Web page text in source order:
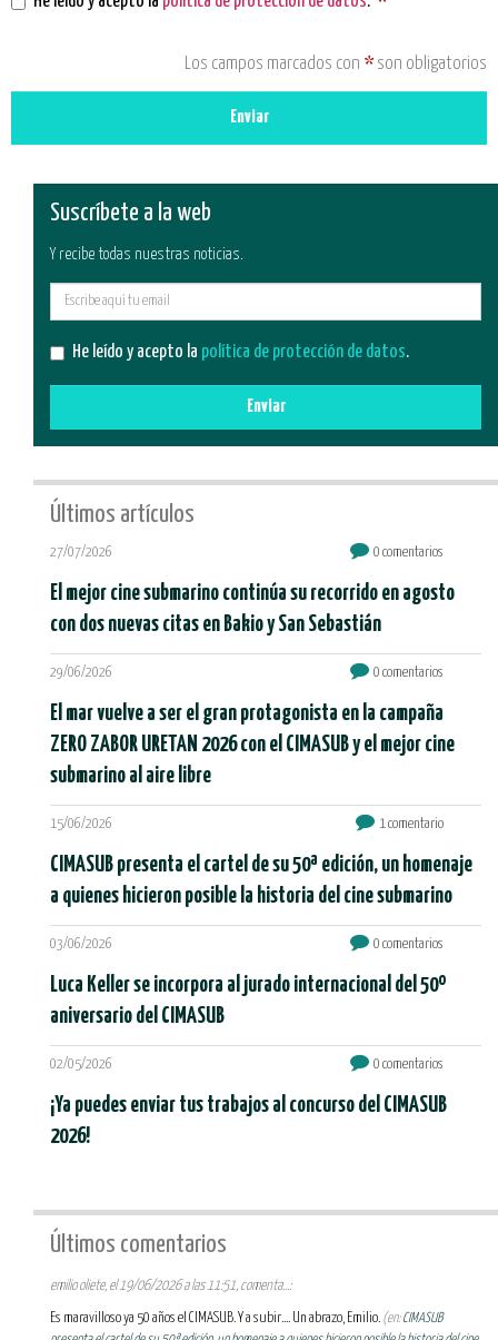
Los campos marcados con * son obligatorios
Enviar
Suscríbete a la web
Y recibe todas nuestras noticias.
He leído y acepto la política de protección de datos.
Enviar
Últimos artículos
27/07/2026 0 comentarios
El mejor cine submarino continúa su recorrido en agosto
con dos nuevas citas en Bakio y San Sebastián
29/06/2026 0 comentarios
El mar vuelve a ser el gran protagonista en la campaña
ZERO ZABOR URETAN 2026 con el CIMASUB y el mejor cine
submarino al aire libre
15/06/2026 1 comentario
CIMASUB presenta el cartel de su 50ª edición, un homenaje
a quienes hicieron posible la historia del cine submarino
03/06/2026 0 comentarios
Luca Keller se incorpora al jurado internacional del 50º
aniversario del CIMASUB
02/05/2026 0 comentarios
¡Ya puedes enviar tus trabajos al concurso del CIMASUB
2026!
Últimos comentarios
emilio oliete, el 19/06/2026 a las 11:51, comenta...:
Es maravilloso ya 50 años el CIMASUB. Y a subir.... Un abrazo, Emilio. (en:CIMASUB